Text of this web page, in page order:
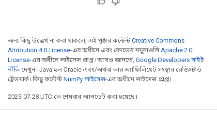
অন্য কিছু উল্লেখ না করা থাকলে, এই পৃষ্ঠার কন্টেন্ট Creative Commons
Attribution 4.0 License-এর অধীনে এবং কোডের নমুনাগুলিApache 2.0
License-এর অধীনে লাইসেন্স প্রাপ্ত। আরও জানতে, Google Developers সাইট
নীতি দেখুন। Java হল Oracle এবং/অথবা তার অ্যাফিলিয়েট সংস্থার রেজিস্টার্ড
ট্রেডমার্ক। কিছু কন্টেন্ট NumPy লাইসেন্স-এর অধীনে লাইসেন্স প্রাপ্ত।
2025-07-28 UTC-তে শেষবার আপডেট করা হয়েছে।